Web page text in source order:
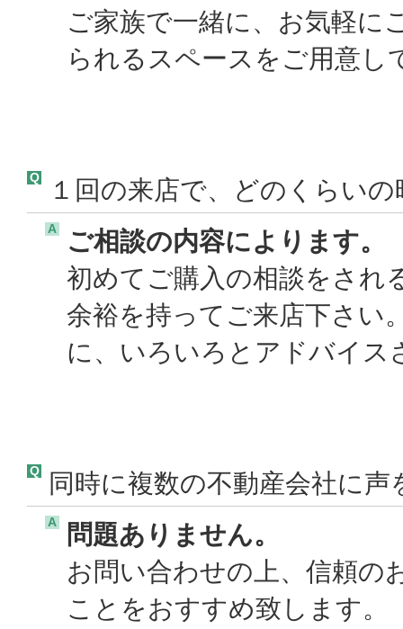
ご家族で一緒に、お気軽に
られるスペースをご用
Q １回の来店で、どのくらい
A
ご相談の内容によります。
初めてご購入の相談をされ
余裕を持ってご来店下さい
に、いろいろとアドバ
Q 同時に複数の不動産会社に声
A
問題ありません。
お問い合わせの上、信頼の
ことをおすすめ致し